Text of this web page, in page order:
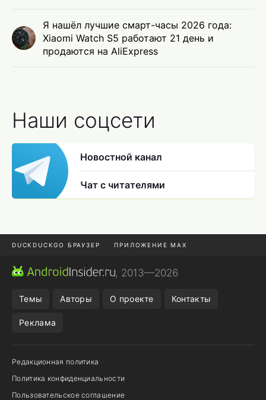
Я нашёл лучшие смарт-часы 2026 года:
Xiaomi Watch S5 работают 21 день и
продаются на AliExpress
Наши соцсети
Новостной канал
Чат с читателями
DUCKDUCKGO БРАУЗЕР ПРИЛОЖЕНИЕ MAX
ПРИЛОЖЕНИЯ ANDROID
, 2013—2026
Темы Авторы О проекте Контакты
Реклама
Редакционная политика
Политика конфиденциальности
Пользовательское соглашение